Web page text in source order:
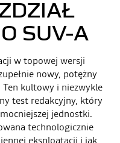
SUV-A
w topowej wersji
nowy, potężny
kultowy i niezwykle
test redakcyjny, który
jednostki.
technologicznie
eksploatacji i jak